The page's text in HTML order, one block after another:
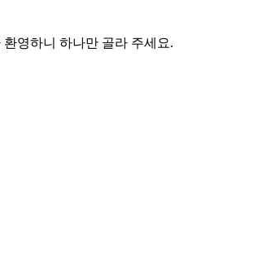
영하니 하나만 골라 주세요.